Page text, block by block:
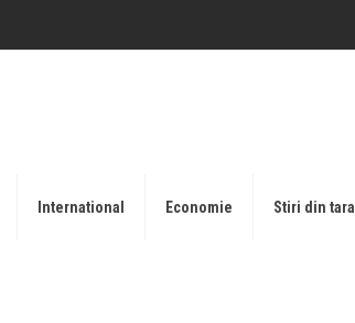
International Economie Stiri din tara